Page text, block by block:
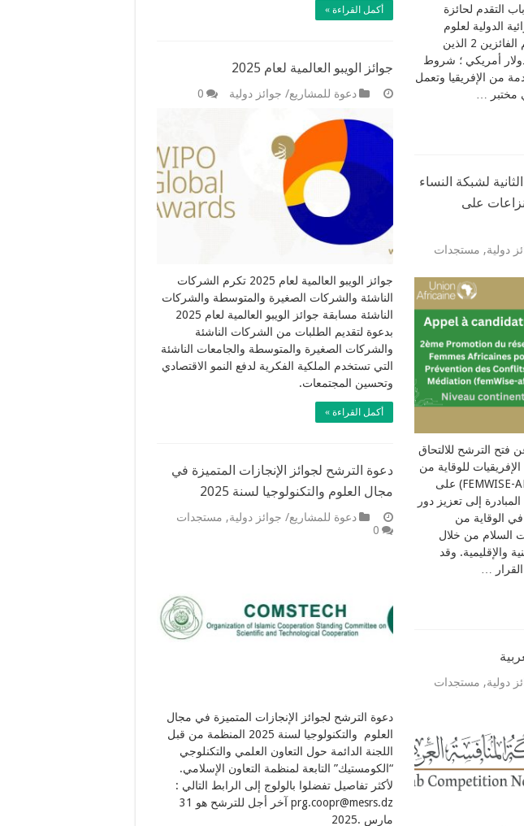
التقدم لحائزة
الدولية لعلوم
الحياة – ستمنح لجنة التحكيم الفائزين 2 الذين
مبلغ 50000 دولار أمريكي ؛ شروط
من الإفريقيا وتعمل
مختبر …
أكمل القراءة »
جوائز الويبو العالمية لعام 2025
دعوة للمشاريع/ جوائز دولية 0
جوائز الويبو العالمية لعام 2025 تكرم الشركات
الناشئة والشركات الصغيرة والمتوسطة والشركات
الناشئة مسابقة جوائز الويبو العالمية لعام 2025
بدعوة لتقديم الطلبات من الشركات الناشئة
والشركات الصغيرة والمتوسطة والجامعات الناشئة
التي تستخدم الملكية الفكرية لدفع النمو الاقتصادي
وتحسين المجتمعات.
أكمل القراءة »
لشبكة النساء
على
دولية, مستجدات
فتح الترشح للالتحاق
الإفريقيات للوقاية من
النزاعات والوساطة (FEMWISE-AFRICA) على
إلى تعزيز دور
في الوقاية من
السلام من خلال
والإقليمية. وقد
…
دعوة الترشح لجوائز الإنجازات المتميزة في
مجال العلوم والتكنولوجيا لسنة 2025
دعوة للمشاريع/ جوائز دولية, مستجدات
0
دعوة الترشح لجوائز الإنجازات المتميزة في مجال
العلوم والتكنولوجيا لسنة 2025 المنظمة من قبل
اللجنة الدائمة حول التعاون العلمي والتكنلوجي
“الكومستيك” التابعة لمنظمة التعاون الإسلامي.
لأكثر تفاصيل تفضلوا بالولوج إلى الرابط التالي :
prg.coopr@mesrs.dz آخر أجل للترشح هو 31
مارس .2025
دولية, مستجدات